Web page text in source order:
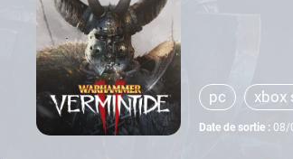
pc xbox
Date de sortie : 08/